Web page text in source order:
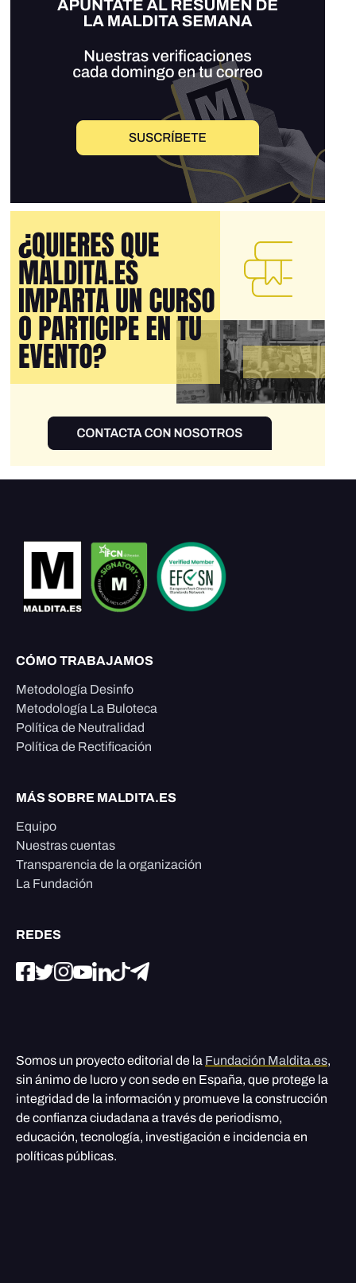
CÓMO TRABAJAMOS
Metodología Desinfo
Metodología La Buloteca
Política de Neutralidad
Política de Rectificación
MÁS SOBRE MALDITA.ES
Equipo
Nuestras cuentas
Transparencia de la organización
La Fundación
REDES
Somos un proyecto editorial de la Fundación Maldita.es,
sin ánimo de lucro y con sede en España, que protege la
integridad de la información y promueve la construcción
de confianza ciudadana a través de periodismo,
educación, tecnología, investigación e incidencia en
políticas públicas.